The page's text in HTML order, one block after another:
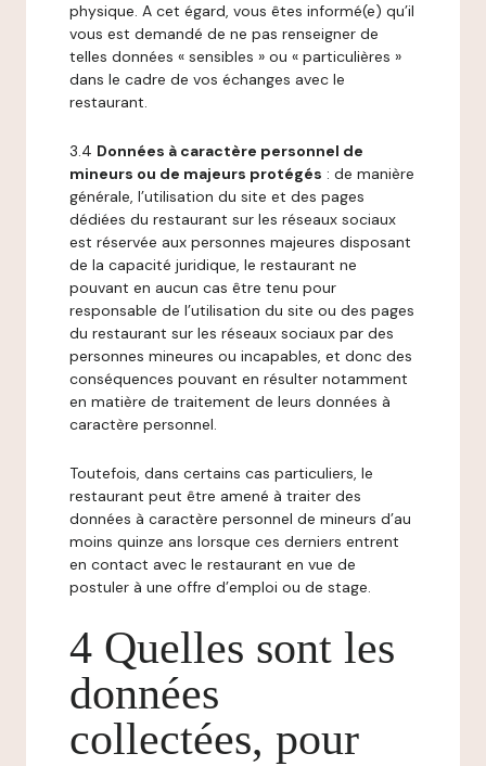
physique. A cet égard, vous êtes informé(e) qu’il
vous est demandé de ne pas renseigner de
telles données « sensibles » ou « particulières »
dans le cadre de vos échanges avec le
restaurant.
3.4 Données à caractère personnel de
mineurs ou de majeurs protégés : de manière
générale, l’utilisation du site et des pages
dédiées du restaurant sur les réseaux sociaux
est réservée aux personnes majeures disposant
de la capacité juridique, le restaurant ne
pouvant en aucun cas être tenu pour
responsable de l’utilisation du site ou des pages
du restaurant sur les réseaux sociaux par des
personnes mineures ou incapables, et donc des
conséquences pouvant en résulter notamment
en matière de traitement de leurs données à
caractère personnel.
Toutefois, dans certains cas particuliers, le
restaurant peut être amené à traiter des
données à caractère personnel de mineurs d’au
moins quinze ans lorsque ces derniers entrent
en contact avec le restaurant en vue de
postuler à une offre d’emploi ou de stage.
4 Quelles sont les
données
collectées, pour